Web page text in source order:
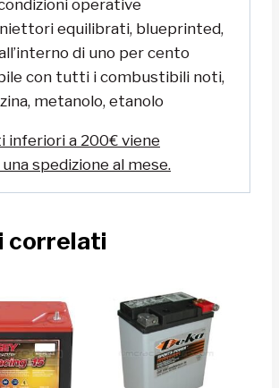
operative
equilibrati, blueprinted,
di uno per cento
con tutti i combustibili noti,
metanolo, etanolo
inferiori a 200€ viene
spedizione al mese.
correlati